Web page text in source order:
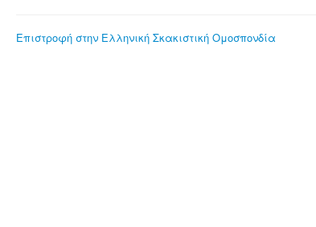
Επιστροφή στην Ελληνική Σκακιστική Ομοσπονδία